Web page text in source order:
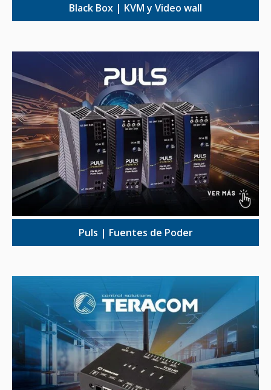
Black Box | KVM y Video wall
Puls | Fuentes de Poder